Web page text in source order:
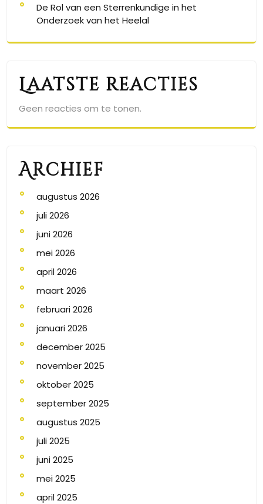
De Rol van een Sterrenkundige in het
Onderzoek van het Heelal
Laatste reacties
Geen reacties om te tonen.
Archief
augustus 2026
juli 2026
juni 2026
mei 2026
april 2026
maart 2026
februari 2026
januari 2026
december 2025
november 2025
oktober 2025
september 2025
augustus 2025
juli 2025
juni 2025
mei 2025
april 2025